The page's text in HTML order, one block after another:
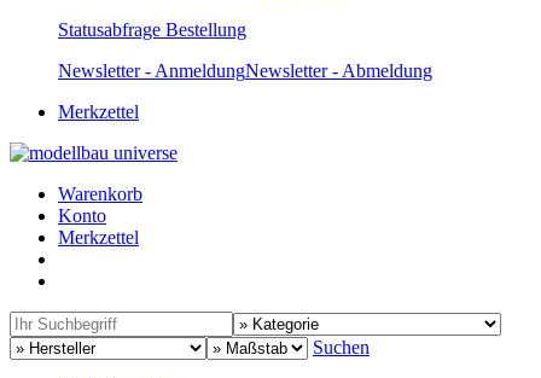
Statusabfrage Bestellung
Newsletter - AnmeldungNewsletter - Abmeldung
Merkzettel
Warenkorb
Konto
Merkzettel
Suchen